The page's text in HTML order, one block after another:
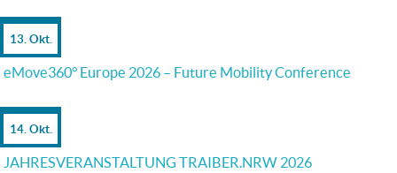
13. Okt.
eMove360° Europe 2026 – Future Mobility Conference
14. Okt.
JAHRESVERANSTALTUNG TRAIBER.NRW 2026